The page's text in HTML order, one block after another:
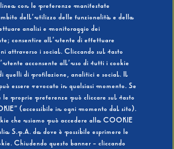
NO
con le preferenze manifestate
dell’utilizzo delle funzionalità e della
analisi e monitoraggio dei
consentire all’utente di effettuare
attraverso i social. Cliccando sul tasto
acconsente all’uso di tutti i cookie
quelli di profilazione, analitici e social. Il
essere revocato in qualsiasi momento. Se
le proprie preferenze può cliccare sul tasto
(accessibile in ogni momento dal sito).
che usiamo può accedere alla COOKIE
S.p.A. da dove è possibile esprimere le
Chiudendo questo banner - cliccando